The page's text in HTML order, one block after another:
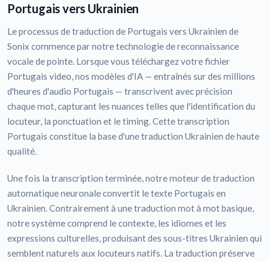
Portugais vers Ukrainien
Le processus de traduction de Portugais vers Ukrainien de
Sonix commence par notre technologie de reconnaissance
vocale de pointe. Lorsque vous téléchargez votre fichier
Portugais video, nos modèles d'IA — entraînés sur des millions
d'heures d'audio Portugais — transcrivent avec précision
chaque mot, capturant les nuances telles que l'identification du
locuteur, la ponctuation et le timing. Cette transcription
Portugais constitue la base d'une traduction Ukrainien de haute
qualité.
Une fois la transcription terminée, notre moteur de traduction
automatique neuronale convertit le texte Portugais en
Ukrainien. Contrairement à une traduction mot à mot basique,
notre système comprend le contexte, les idiomes et les
expressions culturelles, produisant des sous-titres Ukrainien qui
semblent naturels aux locuteurs natifs. La traduction préserve